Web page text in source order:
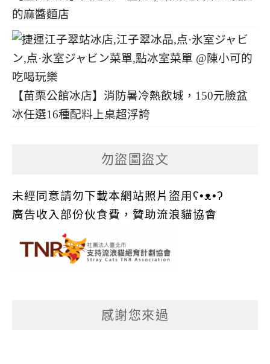
的麻醬麵店
【苗栗公館冰店】消防暑冷熱飲城，150元臉盆
冰任選16種配料上桌超浮誇
勿盜圖盜文
未經同意請勿下載本網站照片盜用ʕ•ᴥ•ʔ
廣告收入部份伙食費，贊助流浪貓協會
感謝您來過